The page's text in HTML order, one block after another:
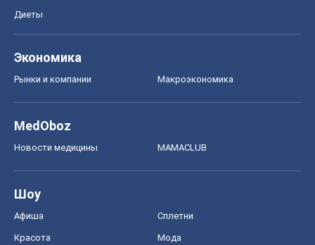
Диеты
Экономика
Рынки и компании Mакроэкономика
MedOboz
Новости медицины MAMACLUB
Шоу
Афиша Сплетни
Красота Мода